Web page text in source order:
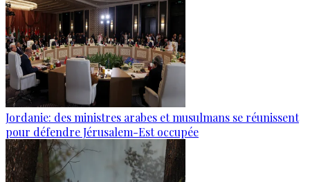
Jordanie: des ministres arabes et musulmans se réunissent
pour défendre Jérusalem-Est occupée